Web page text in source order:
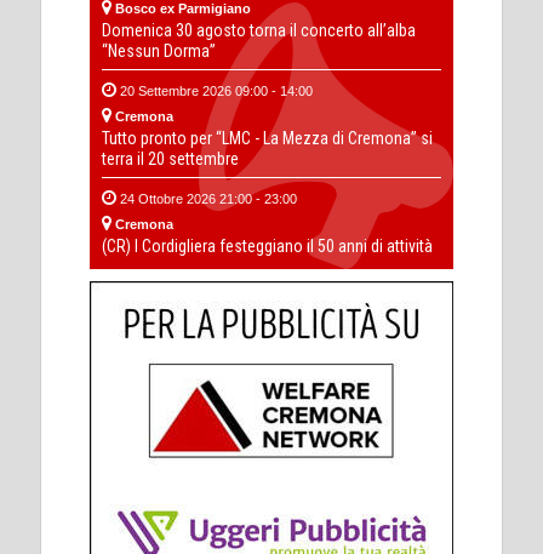
Bosco ex Parmigiano
Domenica 30 agosto torna il concerto all’alba
“Nessun Dorma”
20 Settembre 2026 09:00 - 14:00
Cremona
Tutto pronto per “LMC - La Mezza di Cremona” si
terra il 20 settembre
24 Ottobre 2026 21:00 - 23:00
Cremona
(CR) I Cordigliera festeggiano il 50 anni di attività